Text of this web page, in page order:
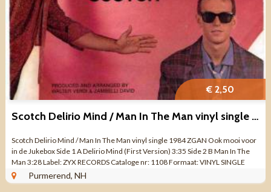
€ 2,50
Scotch Delirio Mind / Man In The Man vinyl single 1984 ZGAN
Scotch ‎Delirio Mind / Man In The Man vinyl single 1984 ZGAN Ook mooi voor
in de Jukebox Side 1 A Delirio Mind (First Version) 3:35 Side 2 B Man In The
Man 3:28 Label: ZYX RECORDS Cataloge nr: 1108 Formaat: VINYL SINGLE
Made in: ...Purmerend, NH